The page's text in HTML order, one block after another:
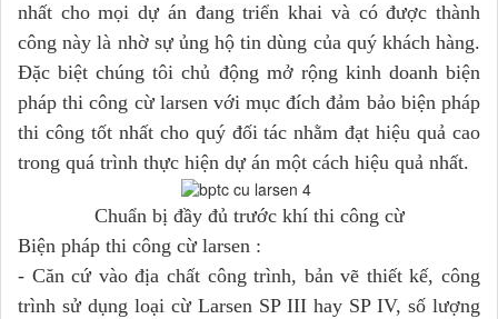
nhất cho mọi dự án đang triển khai và có được thành
công này là nhờ sự ủng hộ tin dùng của quý khách hàng.
Đặc biệt chúng tôi chủ động mở rộng kinh doanh biện
pháp thi công cừ larsen với mục đích đảm bảo biện pháp
thi công tốt nhất cho quý đối tác nhằm đạt hiệu quả cao
trong quá trình thực hiện dự án một cách hiệu quả nhất.
Chuẩn bị đầy đủ trước khí thi công cừ
Biện pháp thi công cừ larsen :
- Căn cứ vào địa chất công trình, bản vẽ thiết kế, công
trình sử dụng loại cừ Larsen SP III hay SP IV, số lượng